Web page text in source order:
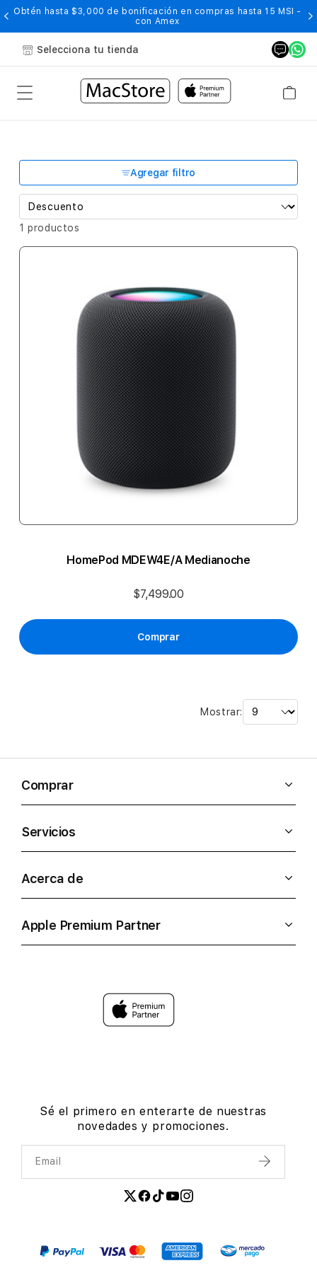
Obtén hasta $3,000 de bonificación en compras hasta 15 MSI -
con Amex
Selecciona tu tienda
Agregar filtro
1 productos
HomePod MDEW4E/A Medianoche
$7,499.00
Comprar
Mostrar:
Comprar
Servicios
Acerca de
Apple Premium Partner
Sé el primero en enterarte de nuestras
novedades y promociones.
Email